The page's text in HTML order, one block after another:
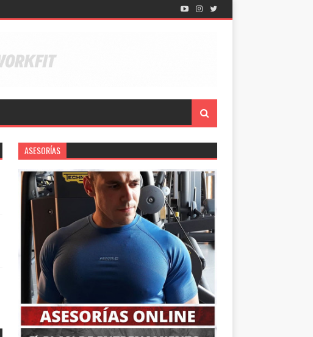
ASESORÍAS